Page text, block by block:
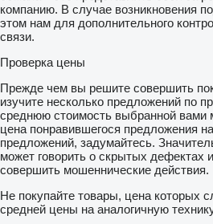
компанию. В случае возникновения
этом нам для дополнительного
связи.
Проверка цены
Прежде чем вы решите совершить
изучите несколько предложений по
среднюю стоимость выбранной вами
цена понравившегося предложения
предложений, задумайтесь.
может говорить о скрытых дефектах
совершить мошеннические действия.
Не покупайте товары, цена которых
средней цены на аналогичную